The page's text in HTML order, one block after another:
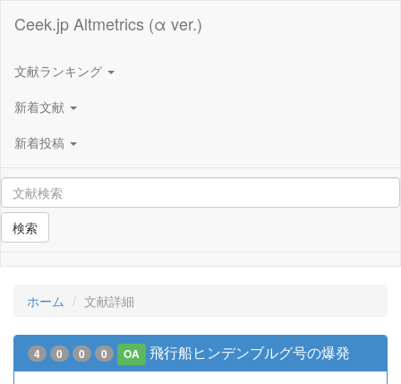
Ceek.jp Altmetrics (α ver.)
文献ランキング
新着文献
新着投稿
検索
ホーム 文献詳細
4 0 0 0 OA 飛行船ヒンデンブルグ号の爆発